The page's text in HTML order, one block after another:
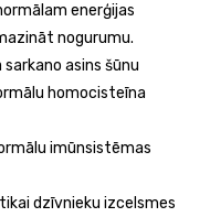
enerģijas
nogurumu.
asins šūnu
homocisteīna
imūnsistēmas
dzīvnieku izcelsmes